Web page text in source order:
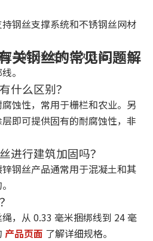
钢丝支撑系统和不锈钢丝网材
号的一致性和持久性能，包括
。
关钢丝的常见问题解
什么区别？
蚀性，常用于栅栏和农业。另
即可提供固有的耐腐蚀性，非
进行建筑加固吗？
钢丝产品通常用于混凝土和其
，从 0.33 毫米捆绑线到 24 毫
产品页面 了解详细规格。